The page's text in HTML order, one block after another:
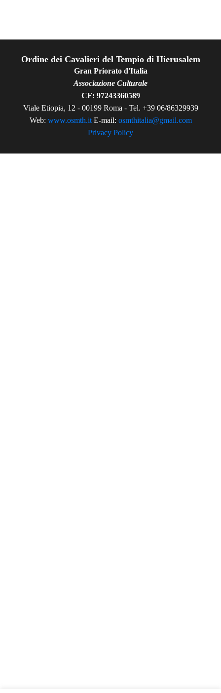
Ordine dei Cavalieri del Tempio di Hierusalem
Gran Priorato d'Italia
Associazione Culturale
CF: 97243360589
Viale Etiopia, 12 - 00199 Roma - Tel. +39 06/86329939
Web: www.osmth.itE-mail: osmthitalia@gmail.com
Privacy Policy